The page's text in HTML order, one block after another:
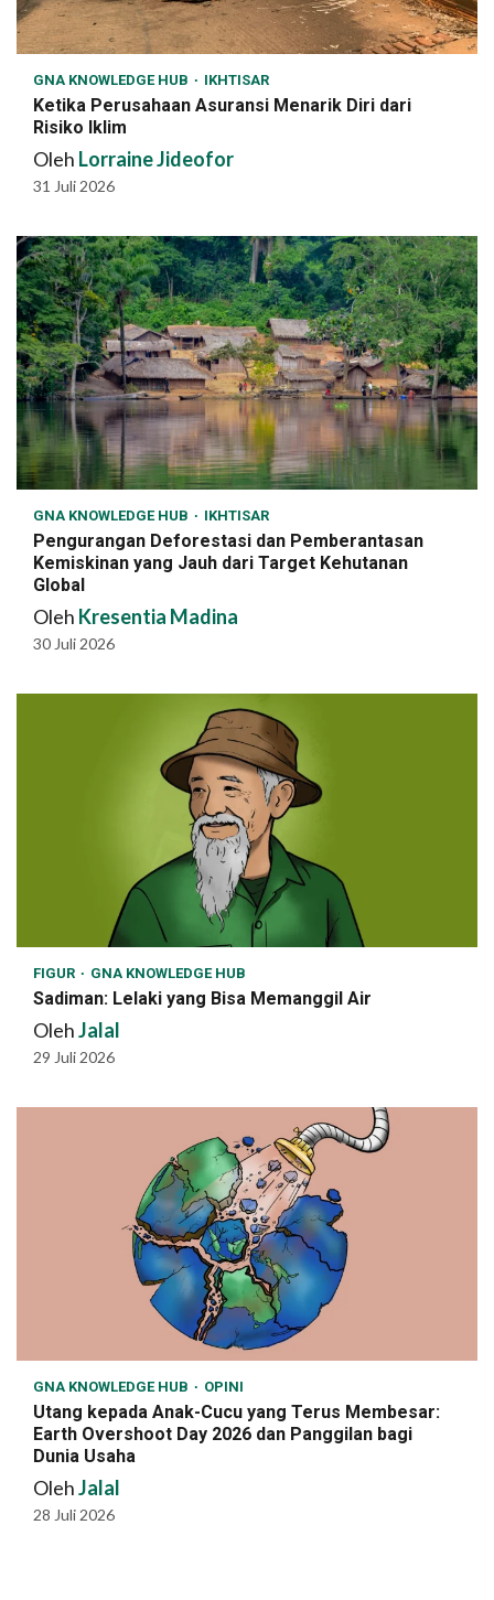
GNA KNOWLEDGE HUB IKHTISAR
Ketika Perusahaan Asuransi Menarik Diri dari
Risiko Iklim
Oleh Lorraine Jideofor
31 Juli 2026
GNA KNOWLEDGE HUB IKHTISAR
Pengurangan Deforestasi dan Pemberantasan
Kemiskinan yang Jauh dari Target Kehutanan
Global
Oleh Kresentia Madina
30 Juli 2026
FIGUR GNA KNOWLEDGE HUB
Sadiman: Lelaki yang Bisa Memanggil Air
OlehJalal
29 Juli 2026
GNA KNOWLEDGE HUB OPINI
Utang kepada Anak-Cucu yang Terus Membesar:
Earth Overshoot Day 2026 dan Panggilan bagi
Dunia Usaha
OlehJalal
28 Juli 2026